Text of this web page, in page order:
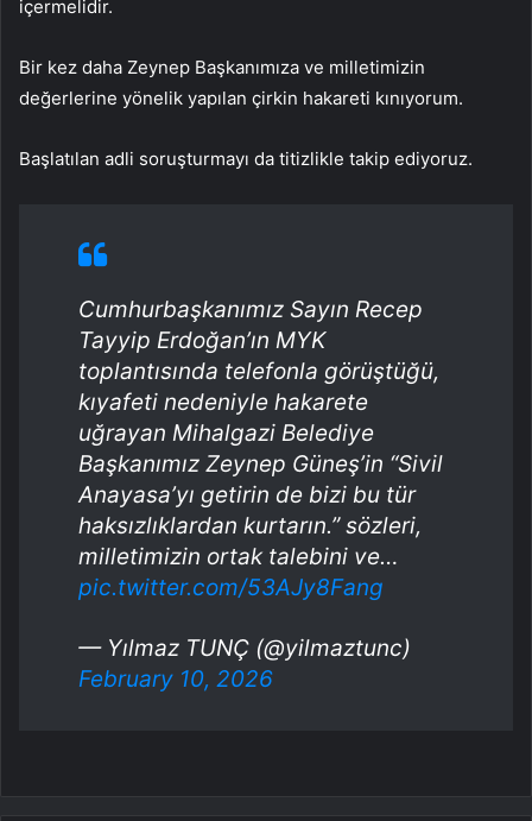
içermelidir.
Bir kez daha Zeynep Başkanımıza ve milletimizin
değerlerine yönelik yapılan çirkin hakareti kınıyorum.
Başlatılan adli soruşturmayı da titizlikle takip ediyoruz.
Cumhurbaşkanımız Sayın Recep
Tayyip Erdoğan’ın MYK
toplantısında telefonla görüştüğü,
kıyafeti nedeniyle hakarete
uğrayan Mihalgazi Belediye
Başkanımız Zeynep Güneş’in “Sivil
Anayasa’yı getirin de bizi bu tür
haksızlıklardan kurtarın.” sözleri,
milletimizin ortak talebini ve…
pic.twitter.com/53AJy8Fang
— Yılmaz TUNÇ (@yilmaztunc)
February 10, 2026